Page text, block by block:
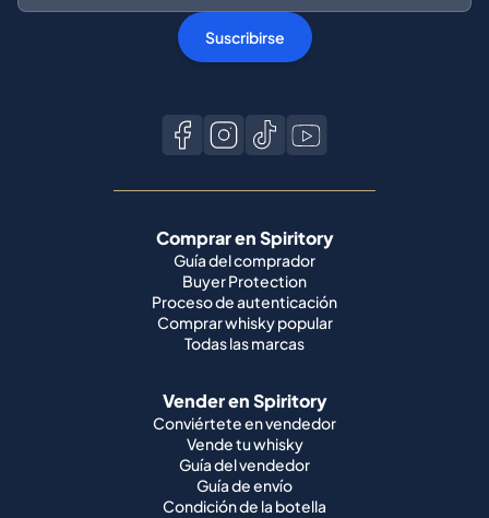
Suscribirse
Comprar en Spiritory
Guía del comprador
Buyer Protection
Proceso de autenticación
Comprar whisky popular
Todas las marcas
Vender en Spiritory
Conviértete en vendedor
Vende tu whisky
Guía del vendedor
Guía de envío
Condición de la botella